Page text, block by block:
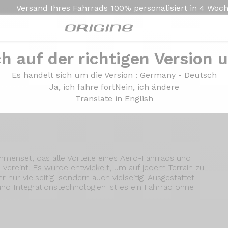
Versand Ihres Fahrrads 100% personalisiert in 4
auf der richtigen Version
Es handelt sich um die Version : Germany - Deutsch
Ja, ich fahre fortNein, ich ändere
Translate in English
Präsentation Technologien
das alle Vorteile eines Aero-Fahrrads und
vereint. Es wurde entwickelt, um auf jedem Terrain zu
nur vielseitig, sondern auch vielseitig. Ausgestattet
Integrationstechnologien ist es ein Fahrrad ohne